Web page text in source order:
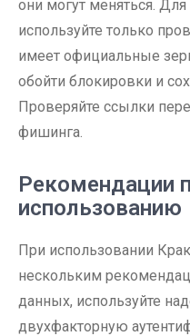
они могут меняться. Для
используйте только
имеет официальные
обойти блокировки и
Проверяйте ссылки
фишинга.
Рекомендации
использованию
При использовании
нескольким
данных, используйте
двухфакторную